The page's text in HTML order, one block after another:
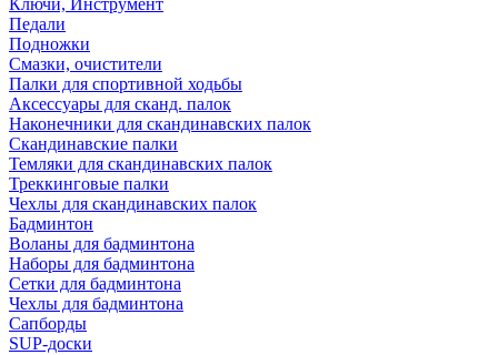
Ключи, Инструмент
Педали
Подножки
Смазки, очистители
Палки для спортивной ходьбы
Аксессуары для сканд. палок
Наконечники для скандинавских палок
Скандинавские палки
Темляки для скандинавских палок
Треккинговые палки
Чехлы для скандинавских палок
Бадминтон
Воланы для бадминтона
Наборы для бадминтона
Сетки для бадминтона
Чехлы для бадминтона
Сапборды
SUP-доски